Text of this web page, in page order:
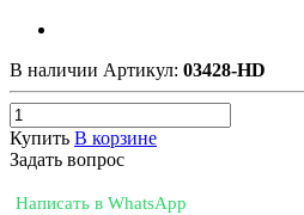
В наличии Артикул: 03428-HD
Купить В корзине
Задать вопрос
Написать в WhatsApp